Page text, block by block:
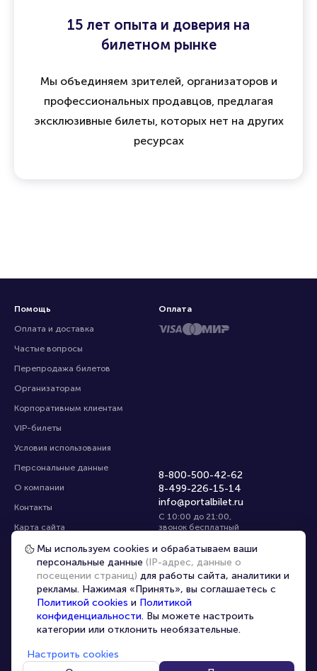
15 лет опыта и доверия на
билетном рынке
Мы объединяем зрителей, организаторов и
профессиональных продавцов, предлагая
эксклюзивные билеты, которых нет на других
ресурсах
Помощь
Оплата и доставка
Частые вопросы
Перепродажа билетов
Организаторам
Корпоративным клиентам
VIP-билеты
Условия использования
Персональные данные
О компании
Контакты
Карта сайта
Управление cookies
8-800-500-42-62
8-499-226-15-14
info@portalbilet.ru
С 10:00 до 21:00,
звонок бесплатный
Все площадки
Оплата
Главная | Ростов-на-Дону
© 2020 - 2026 portalbilet.ru Все права защищены
Мы используем cookies и обрабатываем ваши
персональные данные (IP-адрес, данные о
посещении страниц) для работы сайта, аналитики и
рекламы. Нажимая «Принять», вы соглашаетесь с
Политикой cookies и Политикой
конфиденциальности. Вы можете настроить
категории или отклонить необязательные.
Настроить cookies